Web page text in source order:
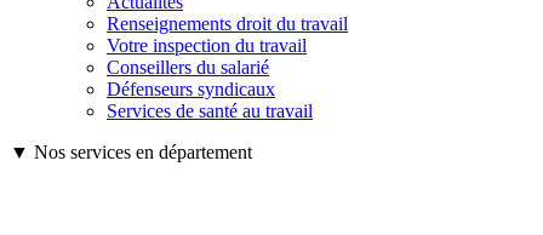
Renseignements droit du travail
Votre inspection du travail
Conseillers du salarié
Défenseurs syndicaux
Services de santé au travail
▼ Nos services en département